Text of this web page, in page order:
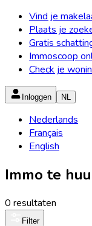
Vind je
Plaats je
Gratis
Immoscoop
Check je
Inloggen NL
Nederlands
Français
English
Immo te
0 resultaten
Filter